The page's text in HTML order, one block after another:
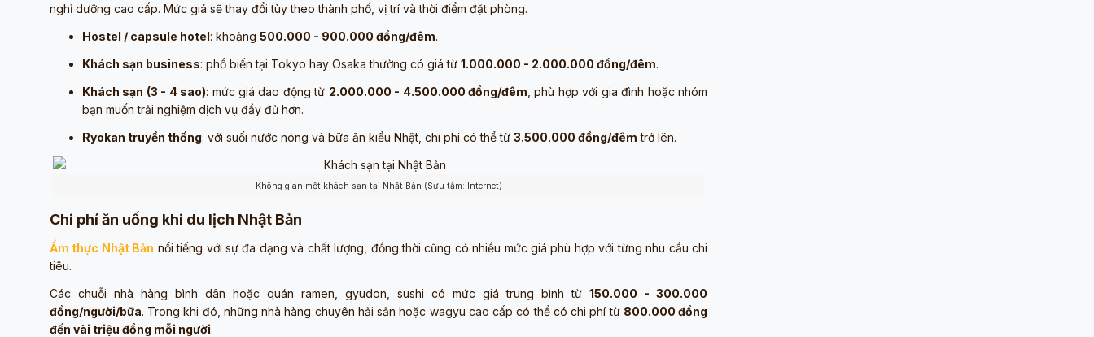
nghỉ dưỡng cao cấp. Mức giá sẽ thay đổi tùy theo thành phố, vị trí và thời điểm đặt phòng.
Hostel / capsule hotel: khoảng 500.000 - 900.000 đồng/đêm.
Khách sạn business: phổ biến tại Tokyo hay Osaka thường có giá từ 1.000.000 - 2.000.000 đồng/đêm.
Khách sạn (3 - 4 sao): mức giá dao động từ 2.000.000 - 4.500.000 đồng/đêm , phù hợp với gia đình hoặc nhóm
bạn muốn trải nghiệm dịch vụ đầy đủ hơn.
Ryokan truyền thống: với suối nước nóng và bữa ăn kiểu Nhật, chi phí có thể từ 3.500.000 đồng/đêm trở lên.
Không gian một khách sạn tại Nhật Bản (Sưu tầm: Internet)
Chi phí ăn uống khi du lịch Nhật Bản
Ẩm thực Nhật Bản nổi tiếng với sự đa dạng và chất lượng, đồng thời cũng có nhiều mức giá phù hợp với từng nhu cầu chi
tiêu.
Các chuỗi nhà hàng bình dân hoặc quán ramen, gyudon, sushi có mức giá trung bình từ 150.000 - 300.000
đồng/người/bữa. Trong khi đó, những nhà hàng chuyên hải sản hoặc wagyu cao cấp có thể có chi phí từ 800.000 đồng
đến vài triệu đồng mỗi người.